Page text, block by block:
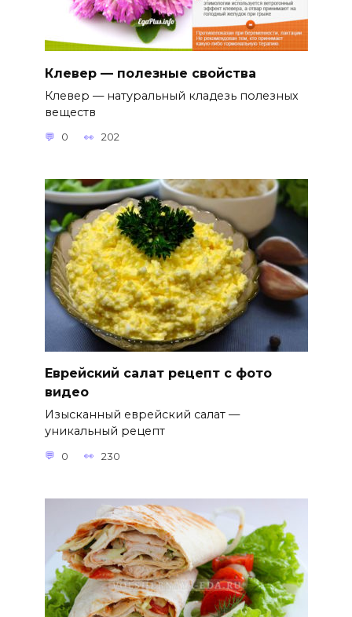
Клевер — полезные свойства
Клевер — натуральный кладезь полезных
веществ
0 202
Еврейский салат рецепт с фото
видео
Изысканный еврейский салат —
уникальный рецепт
0 230